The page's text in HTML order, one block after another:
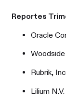
Reportes
Oracle
Rubrik,
Lilium N.V.